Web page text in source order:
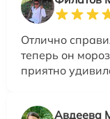
Отлично
теперь он
приятно
Авдеева